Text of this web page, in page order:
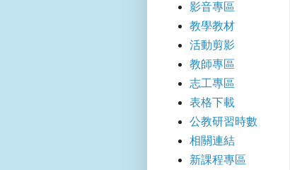
影音專區
教學教材
活動剪影
教師專區
志工專區
表格下載
公教研習時數
相關連結
新課程專區